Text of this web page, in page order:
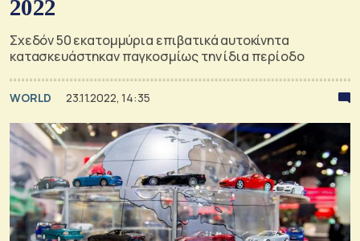
2022
Σχεδόν 50 εκατομμύρια επιβατικά αυτοκίνητα
κατασκευάστηκαν παγκοσμίως την ίδια περίοδο
WORLD 23.11.2022, 14:35